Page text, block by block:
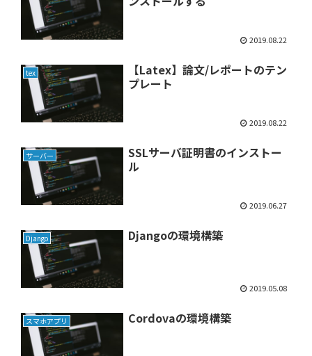
2019.08.22
tex
【Latex】論文/レポートのテン
プレート
2019.08.22
サーバー
SSLサーバ証明書のインストー
ル
2019.06.27
Django Djangoの環境構築
2019.05.08
スマホアプリ Cordovaの環境構築